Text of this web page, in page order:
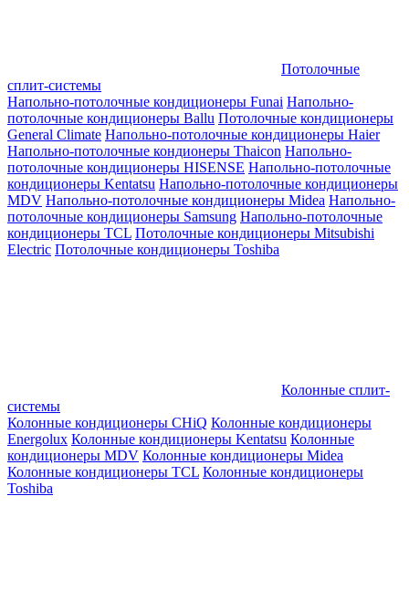
Потолочные
сплит-системы
Напольно-потолочные кондиционеры Funai Напольно-
потолочные кондиционеры Ballu Потолочные кондиционеры
General Climate Напольно-потолочные кондиционеры Haier
Напольно-потолочные кондионеры Thaicon Напольно-
потолочные кондиционеры HISENSE Напольно-потолочные
кондиционеры Kentatsu Напольно-потолочные кондиционеры
MDV Напольно-потолочные кондиционеры Midea Напольно-
потолочные кондиционеры Samsung Напольно-потолочные
кондиционеры TCL Потолочные кондиционеры Mitsubishi
Electric Потолочные кондиционеры Toshiba
Колонные сплит-
системы
Колонные кондиционеры CHiQ Колонные кондиционеры
Energolux Колонные кондиционеры Kentatsu Колонные
кондиционеры MDV Колонные кондиционеры Midea
Колонные кондиционеры TCL Колонные кондиционеры
Toshiba